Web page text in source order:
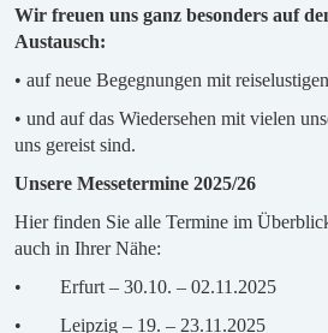
Wir freuen uns ganz besonders auf
Austausch:
• auf neue Begegnungen mit
• und auf das Wiedersehen mit vielen
uns gereist sind.
Unsere Messetermine 2025/26
Hier finden Sie alle Termine im
auch in Ihrer Nähe:
• Erfurt – 30.10. – 02.11.2025
• Leipzig – 19. – 23.11.2025